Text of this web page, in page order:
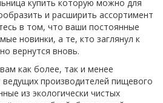
купить которую можно для
и расширить ассортимент
в том, что ваши постоянные
новинки, а те, кто заглянул к
вернутся вновь.
как более, так и менее
производителей пищевого
из экологически чистых